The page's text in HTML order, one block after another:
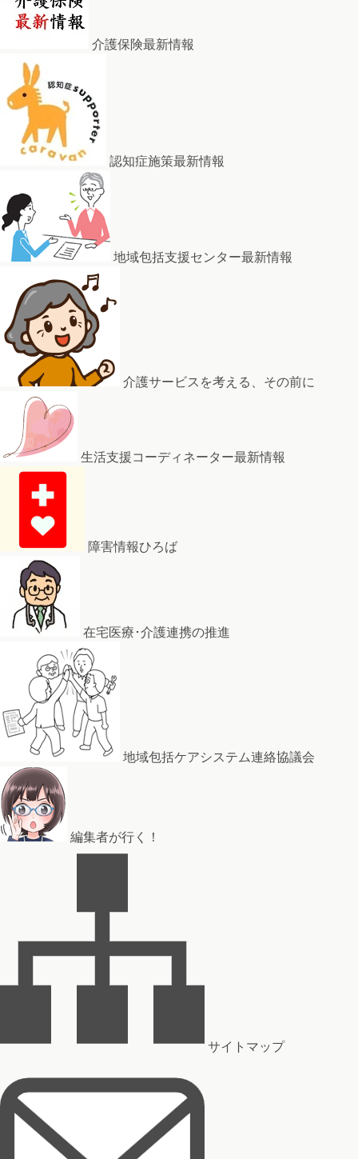
介護保険最新情報
認知症施策最新情報
地域包括支援センター最新情報
介護サービスを考える、その前に
生活支援コーディネーター最新情報
障害情報ひろば
在宅医療･介護連携の推進
地域包括ケアシステム連絡協議会
編集者が行く！
サイトマップ